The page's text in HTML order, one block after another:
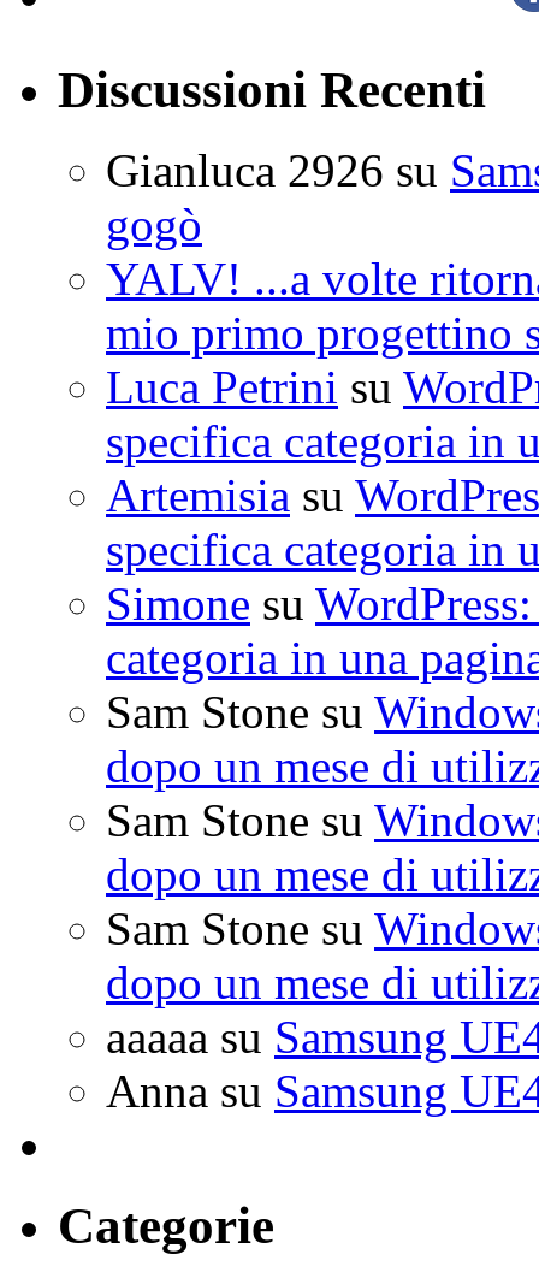
Discussioni Recenti
Gianluca 2926 su
gogò
YALV! ...a volte
mio primo progettino
Luca Petrini su
specifica categoria in
Artemisia su
specifica categoria in
Simone su
categoria in una
Sam Stone su
dopo un mese di
Sam Stone su
dopo un mese di
Sam Stone su
dopo un mese di
aaaaa su Samsung
Anna su Samsung
Categorie